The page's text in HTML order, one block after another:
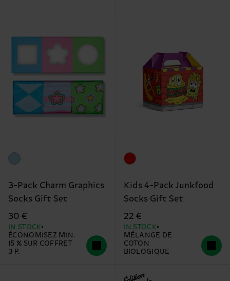
3-Pack Charm Graphics
Socks Gift Set
30 €
IN STOCK
ÉCONOMISEZ MIN.
15 % SUR COFFRET
3 P.
Kids 4-Pack Junkfood
Socks Gift Set
22 €
IN STOCK
MÉLANGE DE
COTON
BIOLOGIQUE